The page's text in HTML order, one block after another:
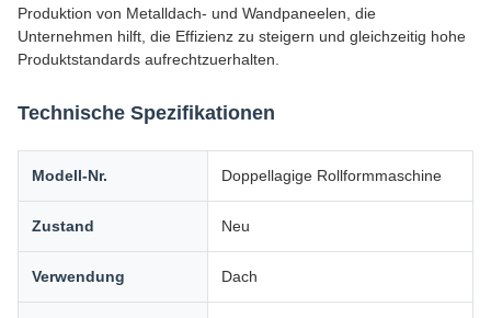
Produktion von Metalldach- und Wandpaneelen, die
Unternehmen hilft, die Effizienz zu steigern und gleichzeitig hohe
Produktstandards aufrechtzuerhalten.
Technische Spezifikationen
Modell-Nr. Doppellagige Rollformmaschine
Zustand Neu
Verwendung Dach